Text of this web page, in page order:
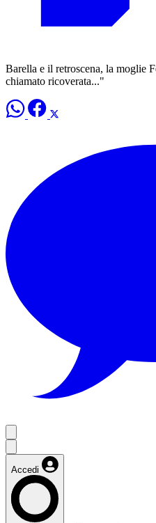
Barella e il retroscena, la moglie
chiamato ricoverata..."
Accedi